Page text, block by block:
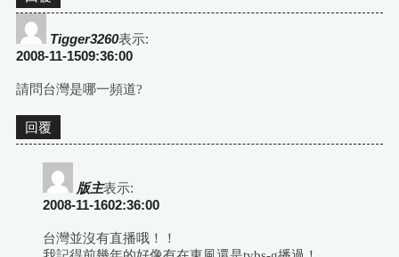
Tigger3260表示:
2008-11-1509:36:00
請問台灣是哪一頻道?
回覆
版主表示:
2008-11-1602:36:00
台灣並沒有直播哦！！